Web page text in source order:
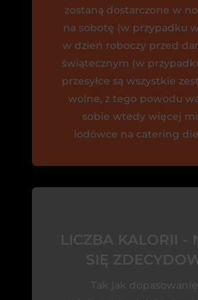
zostaną dostarczone w
na sobotę (w przypadku
w dzień roboczy przed
świątecznym (w
przesyłce są wszystkie
wolne, z tego powodu
sobie wtedy więcej
lodówce na catering